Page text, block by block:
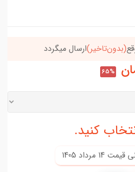
به5میلیون برسون،ارسالت‌رایگانه
65%
کنید.
قیمت 14 مرداد 1405